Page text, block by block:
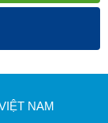
hoạt tính cho khả
sóng ngắn cho
NAM